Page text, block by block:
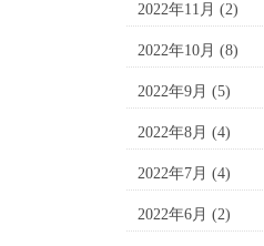
2022年11月 (2)
2022年10月 (8)
2022年9月 (5)
2022年8月 (4)
2022年7月 (4)
2022年6月 (2)